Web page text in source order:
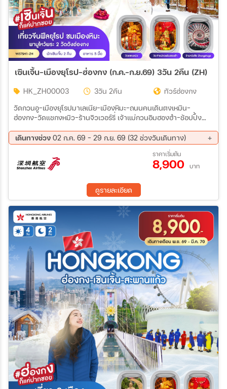
18 ต.ค. 69 - 21 ต.ค. 69
20 ต.ค. 69 - 23 ต.ค. 69
21 ต.ค. 69 - 24 ต.ค. 69
เซินเจิ้น-เมืองยุโรป-ฮ่องกง (ก.ค.-ก.ย.69) 3วัน 2คืน (ZH)
HK_ZH00003 3วัน 2คืน
ทัวร์ฮ่องกง
วัดกวนอู-เมืองยุโรปมาเลเนีย-เมืองหิมะ-ถนนคนเดินตงเหมิน-
ฮ่องกง-วัดแชกงหมิว-ร้านจิวเวอร์รี่ เจ้าแม่กวนอิมฮองฮำ-ช้อปปิ้ง
เมืองโบราณหนานโถว-Oh Bay-Zhongshuge Bookshop พักเซิน
เจิ้น 2 คืน
เดินทางช่วง 02 ก.ค. 69 - 29 ก.ย. 69 (32 ช่วงวันเดินทาง)
08 ส.ค. 69 - 10 ส.ค. 69
09 ส.ค. 69 - 11 ส.ค. 69
13 ส.ค. 69 - 15 ส.ค. 69
14 ส.ค. 69 - 16 ส.ค. 69
15 ส.ค. 69 - 17 ส.ค. 69
20 ส.ค. 69 - 22 ส.ค. 69
22 ส.ค. 69 - 24 ส.ค. 69
23 ส.ค. 69 - 25 ส.ค. 69
27 ส.ค. 69 - 29 ส.ค. 69
28 ส.ค. 69 - 30 ส.ค. 69
29 ส.ค. 69 - 31 ส.ค. 69
30 ส.ค. 69 - 01 ก.ย. 69
31 ส.ค. 69 - 02 ก.ย. 69
03 ก.ย. 69 - 05 ก.ย. 69
04 ก.ย. 69 - 06 ก.ย. 69
05 ก.ย. 69 - 07 ก.ย. 69
06 ก.ย. 69 - 08 ก.ย. 69
10 ก.ย. 69 - 12 ก.ย. 69
11 ก.ย. 69 - 13 ก.ย. 69
12 ก.ย. 69 - 14 ก.ย. 69
13 ก.ย. 69 - 15 ก.ย. 69
17 ก.ย. 69 - 19 ก.ย. 69
18 ก.ย. 69 - 20 ก.ย. 69
19 ก.ย. 69 - 21 ก.ย. 69
20 ก.ย. 69 - 22 ก.ย. 69
24 ก.ย. 69 - 26 ก.ย. 69
25 ก.ย. 69 - 27 ก.ย. 69
26 ก.ย. 69 - 28 ก.ย. 69
27 ก.ย. 69 - 29 ก.ย. 69
ราคาเริ่มต้น
8,900 บาท
ดูรายละเอียด